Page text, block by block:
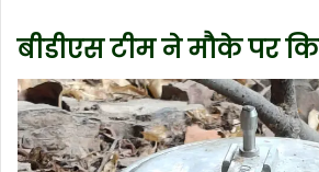
बीडीएस टीम ने मौके पर